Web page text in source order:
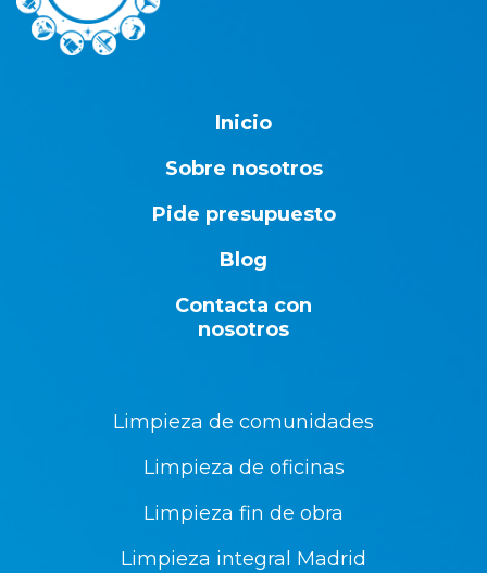
Inicio
Sobre nosotros
Pide presupuesto
Blog
Contacta con
nosotros
Limpieza de comunidades
Limpieza de oficinas
Limpieza fin de obra
Limpieza integral Madrid